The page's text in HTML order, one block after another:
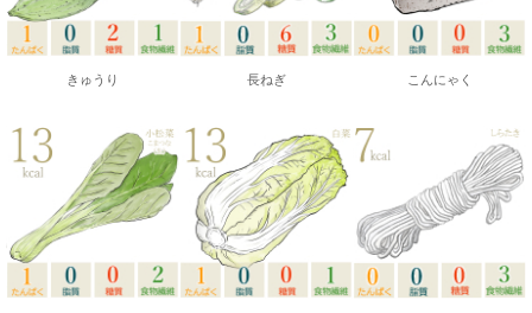
きゅうり 長ねぎ こんにゃく